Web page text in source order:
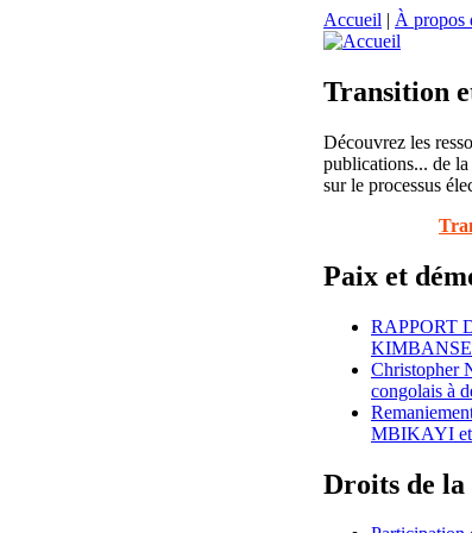
Accueil | À propos
Transition
Découvrez les
publications... de
sur le processus
Paix et
RAPPORT
Christopher
congolais à
MBIKAYI et
Droits de la